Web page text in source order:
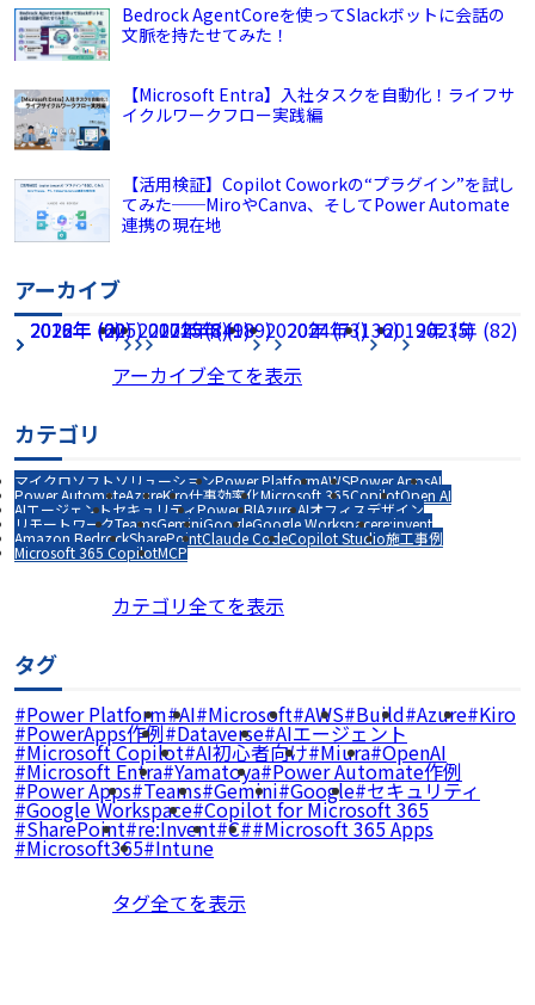
Bedrock AgentCoreを使ってSlackボットに会話の
文脈を持たせてみた！
【Microsoft Entra】入社タスクを自動化！ライフサ
イクルワークフロー実践編
【活用検証】Copilot Coworkの“プラグイン”を試し
てみた──MiroやCanva、そしてPower Automate
連携の現在地
アーカイブ
2026年 (225) 2025年 (189) 2024年 (136) 2023年 (82)
2022年 (60) 2021年 (49) 2020年 (73) 2019年 (5)
2018年 (2) 2017年 (8)
アーカイブ全てを表示
カテゴリ
マイクロソフトソリューションPower PlatformAWSPower AppsAI
Power AutomateAzureKiro仕事効率化Microsoft 365CopilotOpen AI
AIエージェントセキュリティPower BIAzure AIオフィスデザイン
リモートワークTeamsGeminiGoogleGoogle Workspacere:invent
Amazon BedrockSharePointClaude CodeCopilot Studio施工事例
Microsoft 365 CopilotMCP
カテゴリ全てを表示
タグ
Power Platform AI Microsoft AWS Build Azure Kiro
PowerApps作例 Dataverse AIエージェント
Microsoft Copilot AI初心者向け Miura OpenAI
Microsoft Entra Yamatoya Power Automate作例
Power Apps Teams Gemini Google セキュリティ
Google Workspace Copilot for Microsoft 365
SharePoint re:Invent C# Microsoft 365 Apps
Microsoft365 Intune
タグ全てを表示